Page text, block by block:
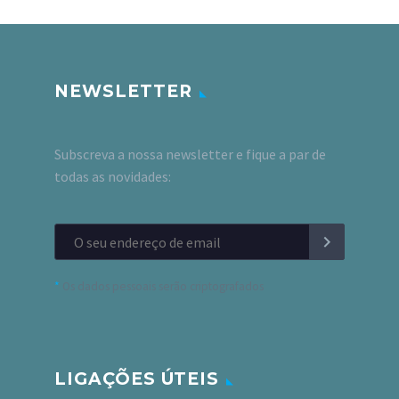
NEWSLETTER
Subscreva a nossa newsletter e fique a par de
todas as novidades:
*
LIGAÇÕES ÚTEIS